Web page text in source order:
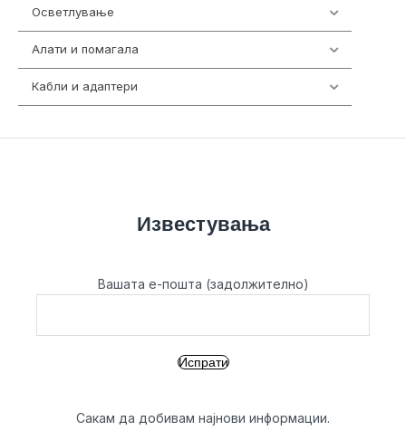
Осветлување
Алати и помагала
Кабли и адаптери
Известувања
Вашата е-пошта (задолжително)
Сакам да добивам најнови информации.